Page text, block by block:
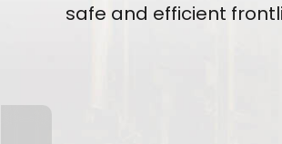
safe and efficient